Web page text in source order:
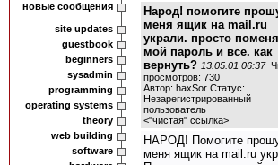
новые сообщения
site updates
guestbook
beginners
sysadmin
programming
operating systems
theory
web building
software
Народ! помогите
меня ящик на mail.ru
украли. просто
мой пароль и все. как
вернуть? 13.05.01 06:37
просмотров: 730
Автор: haxSor Статус:
Незарегистрированный
пользователь
<"чистая" ссылка>
НАРОД! Помогите
меня ящик на mail.ru